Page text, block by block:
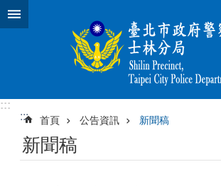
跳到主要內容區塊
:::
:::
首頁 公告資訊 新聞稿
新聞稿